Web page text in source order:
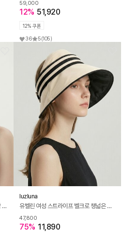
59,000
12% 51,920
12% 쿠폰
36 5(105)
디씨 여성 보넷 턱끈 벙거지 여름 바스락 버킷햇 모자
luzluna
유벨린 여성 스트라이프 벨크로 챙넓은 여름 버킷햇 보넷 모자 K273
47,800
75% 11,890